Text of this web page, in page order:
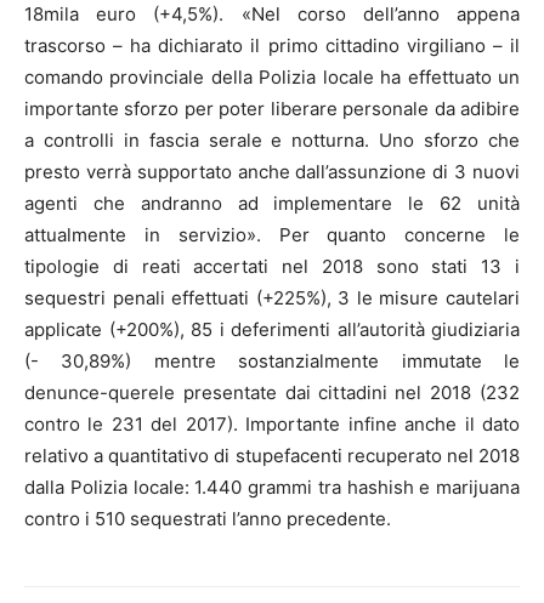
18mila euro (+4,5%). «Nel corso dell’anno appena
trascorso – ha dichiarato il primo cittadino virgiliano – il
comando provinciale della Polizia locale ha effettuato un
importante sforzo per poter liberare personale da adibire
a controlli in fascia serale e notturna. Uno sforzo che
presto verrà supportato anche dall’assunzione di 3 nuovi
agenti che andranno ad implementare le 62 unità
attualmente in servizio». Per quanto concerne le
tipologie di reati accertati nel 2018 sono stati 13 i
sequestri penali effettuati (+225%), 3 le misure cautelari
applicate (+200%), 85 i deferimenti all’autorità giudiziaria
(- 30,89%) mentre sostanzialmente immutate le
denunce-querele presentate dai cittadini nel 2018 (232
contro le 231 del 2017). Importante infine anche il dato
relativo a quantitativo di stupefacenti recuperato nel 2018
dalla Polizia locale: 1.440 grammi tra hashish e marijuana
contro i 510 sequestrati l’anno precedente.